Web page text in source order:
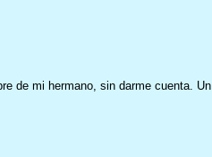
de mi hermano, sin darme cuenta. Un